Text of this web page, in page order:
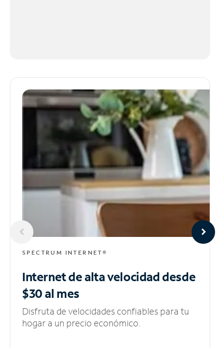
SPECTRUM INTERNET®
Internet de alta velocidaddesde
$30 al mes
Disfruta de velocidades confiables para tu
hogar a un precio económico.